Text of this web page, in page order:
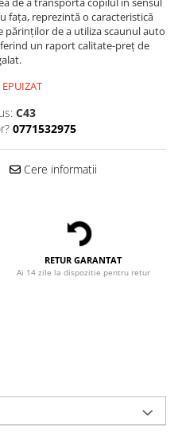
fața, reprezintă o caracteristică
părinților de a utiliza scaunul auto
un raport calitate-preț de
EPUIZAT
C43
0771532975
Cere informatii
RETUR GARANTAT
Ai 14 zile la dispozitie pentru retur